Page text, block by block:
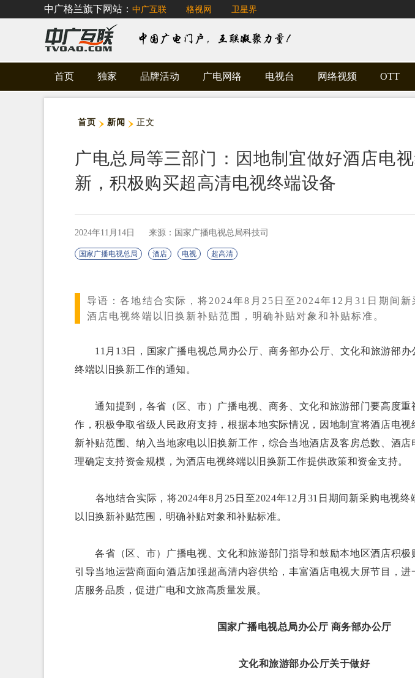
中广格兰旗下网站： 中广互联 格视网 卫星界
首页 独家 品牌活动 广电网络 电视台 网络视频 OTT
首页 新闻 正文
广电总局等三部门：因地制宜做好酒店电
新，积极购买超高清电视终端设备
2024年11月14日 来源：国家广播电视总局科技司
国家广播电视总局 酒店 电视 超高清
导语：各地结合实际，将2024年8月25日至2024年12月31日期间新
酒店电视终端以旧换新补贴范围，明确补贴对象和补贴标准。
11月13日，国家广播电视总局办公厅、商务部办公厅、文化和旅游部办
终端以旧换新工作的通知。
通知提到，各省（区、市）广播电视、商务、文化和旅游部门要高度重
作，积极争取省级人民政府支持，根据本地实际情况，因地制宜将酒店电
新补贴范围、纳入当地家电以旧换新工作，综合当地酒店及客房总数、酒
理确定支持资金规模，为酒店电视终端以旧换新工作提供政策和资金支持。
各地结合实际，将2024年8月25日至2024年12月31日期间新采购电视终
以旧换新补贴范围，明确补贴对象和补贴标准。
各省（区、市）广播电视、文化和旅游部门指导和鼓励本地区酒店积极
引导当地运营商面向酒店加强超高清内容供给，丰富酒店电视大屏节目，
店服务品质，促进广电和文旅高质量发展。
国家广播电视总局办公厅 商务部办公厅
文化和旅游部办公厅关于做好